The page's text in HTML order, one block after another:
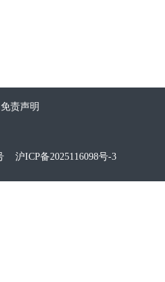
免责声明
沪ICP备2025116098号-3